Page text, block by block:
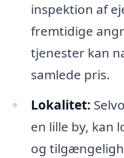
inspektion af
fremtidige
tjenester kan
samlede pris.
Lokalitet:
en lille by, kan
og